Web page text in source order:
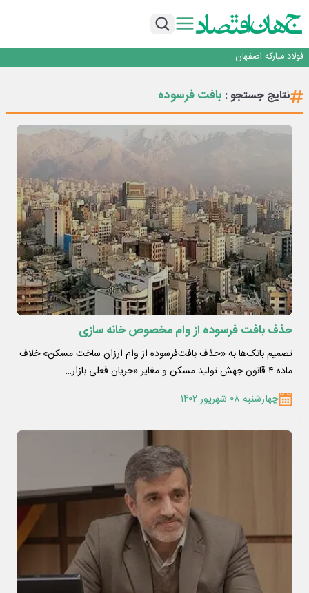
تداوم صعود مس در بازارهای جهانی؛ قیمت فلز سرخ از ۱۴هزار دلار در هر تن عبور کرد
فولاد مبارکه اصفهان
تجدیدپذیر با حضور استاندار اصفهان
گفتگو با کاوه معلمی، مدیر حسابداری مدیریت فولادسنگان
تداوم صعود مس در بازارهای جهانی؛ قیمت فلز سرخ از ۱۴هزار دلار در هر تن عبور کرد
نتایج جستجو : بافت فرسوده
حذف بافت فرسوده از وام مخصوص خانه سازی
تصمیم بانک‌ها به «حذف بافت‌‌‌فرسوده از وام ارزان ساخت مسکن» خلاف
ماده ۴ قانون جهش تولید مسکن و مغایر «جریان فعلی بازار…
چهارشنبه ۰۸ شهریور ۱۴۰۲